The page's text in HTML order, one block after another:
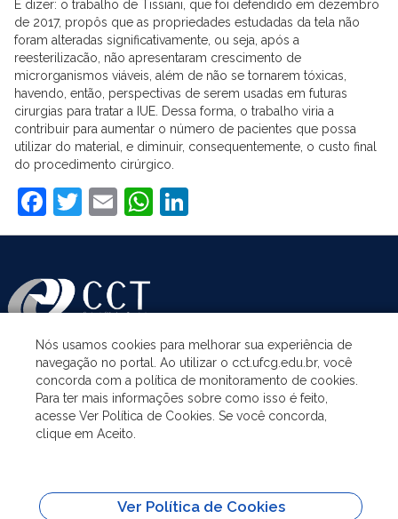
É dizer: o trabalho de Tissiani, que foi defendido em dezembro
de 2017, propôs que as propriedades estudadas da tela não
foram alteradas significativamente, ou seja, após a
reesterilizacão, não apresentaram crescimento de
microrganismos viáveis, além de não se tornarem tóxicas,
havendo, então, perspectivas de serem usadas em futuras
cirurgias para tratar a IUE. Dessa forma, o trabalho viria a
contribuir para aumentar o número de pacientes que possa
utilizar do material, e diminuir, consequentemente, o custo final
do procedimento cirúrgico.
Facebook
Twitter
EmailWhatsApp
ASSUNTOS
ACESSO À INFORMAÇÃO
Nós usamos cookies para melhorar sua experiência de
navegação no portal. Ao utilizar o cct.ufcg.edu.br, você
concorda com a política de monitoramento de cookies.
Para ter mais informações sobre como isso é feito,
acesse Ver Política de Cookies. Se você concorda,
clique em Aceito.
Ver Política de Cookies